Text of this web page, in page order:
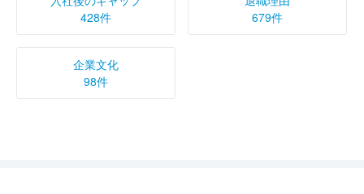
【選考落選】27卒 パナソニックホールディングス株
式会社の口コミ（2026/5…
5.0
428件
679件
企業文化
98件